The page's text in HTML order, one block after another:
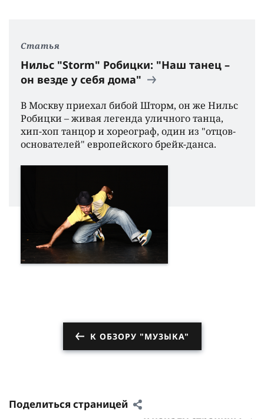
Статья
Нильс "Storm" Робицки: "Наш танец –
он везде у себя дома"
В Москву приехал бибой Шторм, он же Нильс
Робицки – живая легенда уличного танца,
хип-хоп танцор и хореограф, один из "отцов-
основателей" европейского брейк-данса.
К ОБЗОРУ "МУЗЫКА"
Поделиться страницей